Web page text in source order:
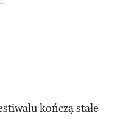
kończą stałe